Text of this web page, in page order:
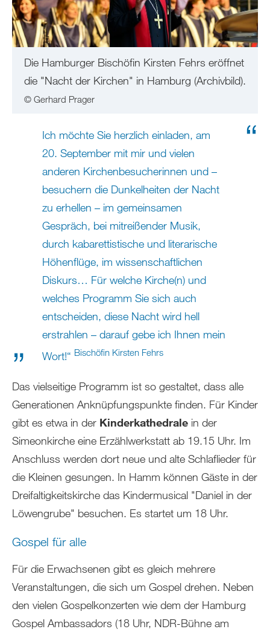
Die Hamburger Bischöfin Kirsten Fehrs eröffnet
die "Nacht der Kirchen" in Hamburg (Archivbild).
© Gerhard Prager
Ich möchte Sie herzlich einladen, am
20. September mit mir und vielen
anderen Kirchenbesucherinnen und –
besuchern die Dunkelheiten der Nacht
zu erhellen – im gemeinsamen
Gespräch, bei mitreißender Musik,
durch kabarettistische und literarische
Höhenflüge, im wissenschaftlichen
Diskurs… Für welche Kirche(n) und
welches Programm Sie sich auch
entscheiden, diese Nacht wird hell
erstrahlen – darauf gebe ich Ihnen mein
Wort!“ Bischöfin Kirsten Fehrs
Das vielseitige Programm ist so gestaltet, dass alle
Generationen Anknüpfungspunkte finden. Für Kinder
gibt es etwa in der Kinderkathedrale in der
Simeonkirche eine Erzählwerkstatt ab 19.15 Uhr. Im
Anschluss werden dort neue und alte Schlaflieder für
die Kleinen gesungen. In Hamm können Gäste in der
Dreifaltigkeitskirche das Kindermusical "Daniel in der
Löwengrube" besuchen. Es startet um 18 Uhr.
Gospel für alle
Für die Erwachsenen gibt es gleich mehrere
Veranstaltungen, die sich um Gospel drehen. Neben
den vielen Gospelkonzerten wie dem der Hamburg
Gospel Ambassadors (18 Uhr, NDR-Bühne am